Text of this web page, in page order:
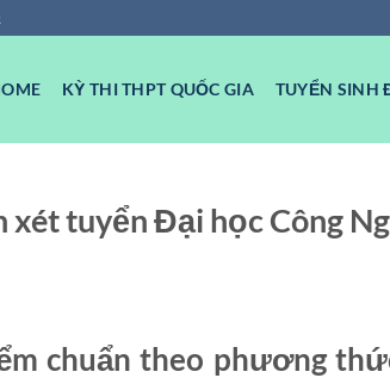
KỲ THI THPT QUỐC GIA TUYỂN SINH
xét tuyển Đại học Công
chuẩn theo phương